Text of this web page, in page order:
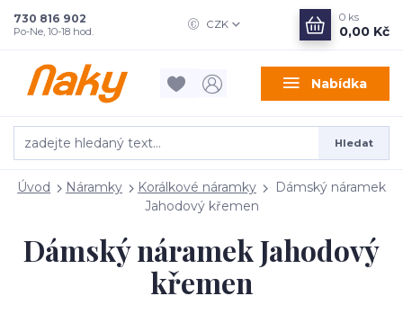
Nabídka
CZK
Hledat
730 816 902
Po-Ne, 10-18 hod.
0 ks
0,00 Kč
Úvod Náramky Korálkové náramky
Dámský náramek
Jahodový křemen
Dámský náramek Jahodový
křemen